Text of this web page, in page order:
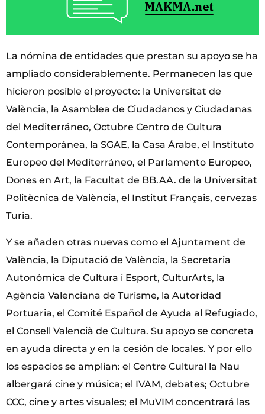
La nómina de entidades que prestan su apoyo se ha
ampliado considerablemente. Permanecen las que
hicieron posible el proyecto: la Universitat de
València, la Asamblea de Ciudadanos y Ciudadanas
del Mediterráneo, Octubre Centro de Cultura
Contemporánea, la SGAE, la Casa Árabe, el Instituto
Europeo del Mediterráneo, el Parlamento Europeo,
Dones en Art, la Facultat de BB.AA. de la Universitat
Politècnica de València, el Institut Français, cervezas
Turia.
Y se añaden otras nuevas como el Ajuntament de
València, la Diputació de València, la Secretaria
Autonómica de Cultura i Esport, CulturArts, la
Agència Valenciana de Turisme, la Autoridad
Portuaria, el Comité Español de Ayuda al Refugiado,
el Consell Valencià de Cultura. Su apoyo se concreta
en ayuda directa y en la cesión de locales. Y por ello
los espacios se amplian: el Centre Cultural la Nau
albergará cine y música; el IVAM, debates; Octubre
CCC, cine y artes visuales; el MuVIM concentrará las